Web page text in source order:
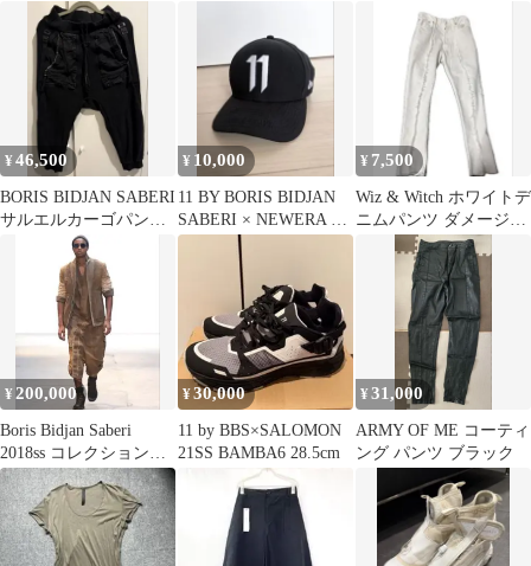
¥46,500
BORIS BIDJAN SABERI
サルエルカーゴパンツ
M ブラック
¥ 10,000
11 BY BORIS BIDJAN
SABERI × NEWERA キ
ャップ
¥ 7,500
Wiz & Witch ホワイトデ
ニムパンツ ダメージ加
工 archive
¥200,000
Boris Bidjan Saberi
2018ss コレクションル
ック
¥30,000
11 by BBS×SALOMON
21SS BAMBA6 28.5cm
¥31,000
ARMY OF ME コーティ
ング パンツ ブラック